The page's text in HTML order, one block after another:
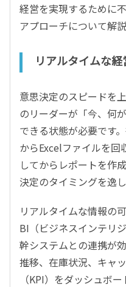
経営を実現するために
アプローチについて解説
リアルタイムな
意思決定のスピードを
のリーダーが「今、何
できる状態が必要です
からExcelファイルを回
してからレポートを作
決定のタイミングを逸
リアルタイムな情報の
BI（ビジネスインテリ
幹システムとの連携が
推移、在庫状況、キャ
（KPI）をダッシュボ